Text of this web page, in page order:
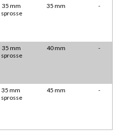
35 mm
sprosse
35 mm -
35 mm
sprosse
40 mm -
35 mm
sprosse
45 mm -